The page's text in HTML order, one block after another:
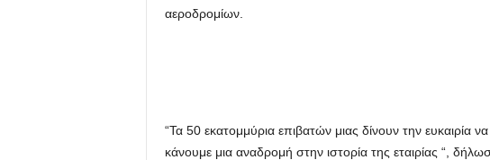
αεροδρομίων.
“Τα 50 εκατομμύρια επιβατών μιας δίνουν την ευκαιρία
κάνουμε μια αναδρομή στην ιστορία της εταιρίας “,